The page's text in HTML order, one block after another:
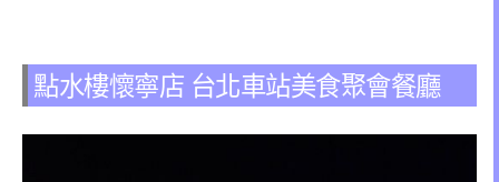
點水樓懷寧店 台北車站美食聚會餐廳